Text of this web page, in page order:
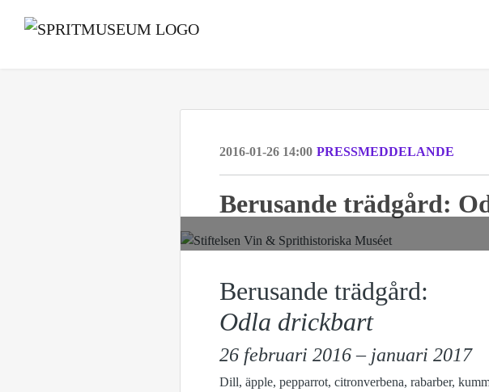
2016-01-26 14:00 PRESSMEDDELANDE
Berusande trädgård:
Berusande trädgård:
Odla drickbart
26 februari 2016 – januari 2017
Dill, äpple, pepparrot, citronverbena, rabarber,